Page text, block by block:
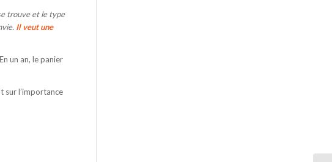
trouve et le type
Il veut une
un an, le panier
sur l’importance